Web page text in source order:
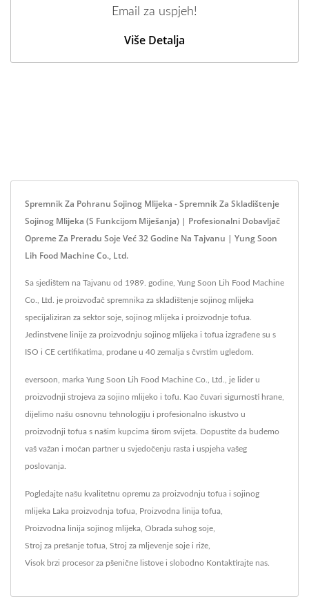
Email za uspjeh!
Više Detalja
Spremnik Za Pohranu Sojinog Mlijeka - Spremnik Za Skladištenje
Sojinog Mlijeka (s Funkcijom Miješanja) | Profesionalni Dobavljač
Opreme Za Preradu Soje Već 32 Godine Na Tajvanu | Yung Soon
Lih Food Machine Co., Ltd.
Sa sjedištem na Tajvanu od 1989. godine, Yung Soon Lih Food Machine
Co., Ltd. je proizvođač spremnika za skladištenje sojinog mlijeka
specijaliziran za sektor soje, sojinog mlijeka i proizvodnje tofua.
Jedinstvene linije za proizvodnju sojinog mlijeka i tofua izgrađene su s
ISO i CE certifikatima, prodane u 40 zemalja s čvrstim ugledom.
eversoon, marka Yung Soon Lih Food Machine Co., Ltd., je lider u
proizvodnji strojeva za sojino mlijeko i tofu. Kao čuvari sigurnosti hrane,
dijelimo našu osnovnu tehnologiju i profesionalno iskustvo u
proizvodnji tofua s našim kupcima širom svijeta. Dopustite da budemo
vaš važan i moćan partner u svjedočenju rasta i uspjeha vašeg
poslovanja.
Pogledajte našu kvalitetnu opremu za proizvodnju tofua i sojinog
mlijeka Laka proizvodnja tofua, Proizvodna linija tofua,
Proizvodna linija sojinog mlijeka, Obrada suhog soje,
Stroj za prešanje tofua, Stroj za mljevenje soje i riže,
Visok brzi procesor za pšenične listove i slobodno Kontaktirajte nas.